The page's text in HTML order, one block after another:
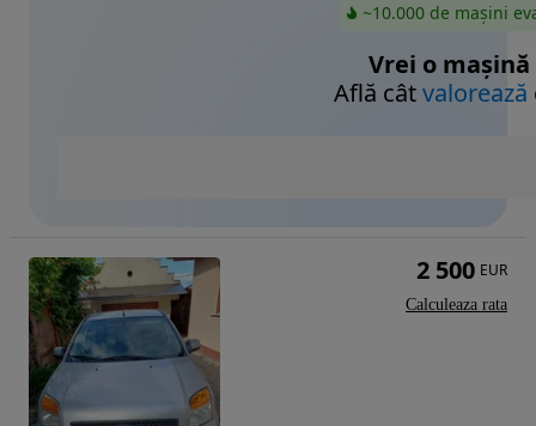
~10.000 de mașini
Vrei o mașină
Află câtvalorează
2 500 EUR
Calculeaza rata